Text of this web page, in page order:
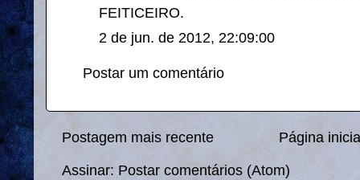
FEITICEIRO.
2 de jun. de 2012, 22:09:00
Postar um comentário
Postagem mais recente Página
Assinar: Postar comentários (Atom)